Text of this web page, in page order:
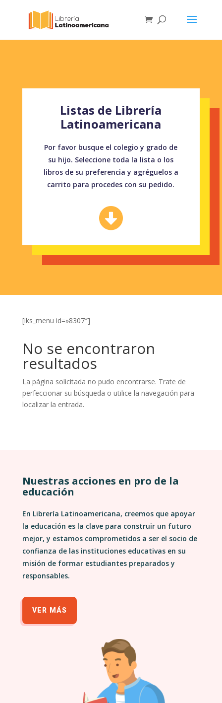
Listas de Librería
Latinoamericana
Por favor busque el colegio y grado de
su hijo. Seleccione toda la lista o los
libros de su preferencia y agréguelos a
carrito para procedes con su pedido.

[iks_menu id=»8307″]
No se encontraron
resultados
La página solicitada no pudo encontrarse. Trate de
perfeccionar su búsqueda o utilice la navegación para
localizar la entrada.
Nuestras acciones en pro de la
educación
En Librería Latinoamericana, creemos que apoyar
la educación es la clave para construir un futuro
mejor, y estamos comprometidos a ser el socio de
confianza de las instituciones educativas en su
misión de formar estudiantes preparados y
responsables.
VER MÁS